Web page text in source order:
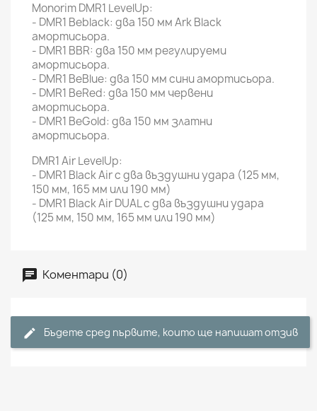
Monorim DMR1 LevelUp:
- DMR1 Beblack: два 150 мм Ark Black
амортисьора.
- DMR1 BBR: два 150 мм регулируеми
амортисьора.
- DMR1 BeBlue: два 150 мм сини амортисьора.
- DMR1 BeRed: два 150 мм червени
амортисьора.
- DMR1 BeGold: два 150 мм златни
амортисьора.
DMR1 Air LevelUp:
- DMR1 Black Air с два въздушни удара (125 мм,
150 мм, 165 мм или 190 мм)
- DMR1 Black Air DUAL с два въздушни удара
(125 мм, 150 мм, 165 мм или 190 мм)
Коментари (0)
Бъдете сред първите, които ще напишат отзив